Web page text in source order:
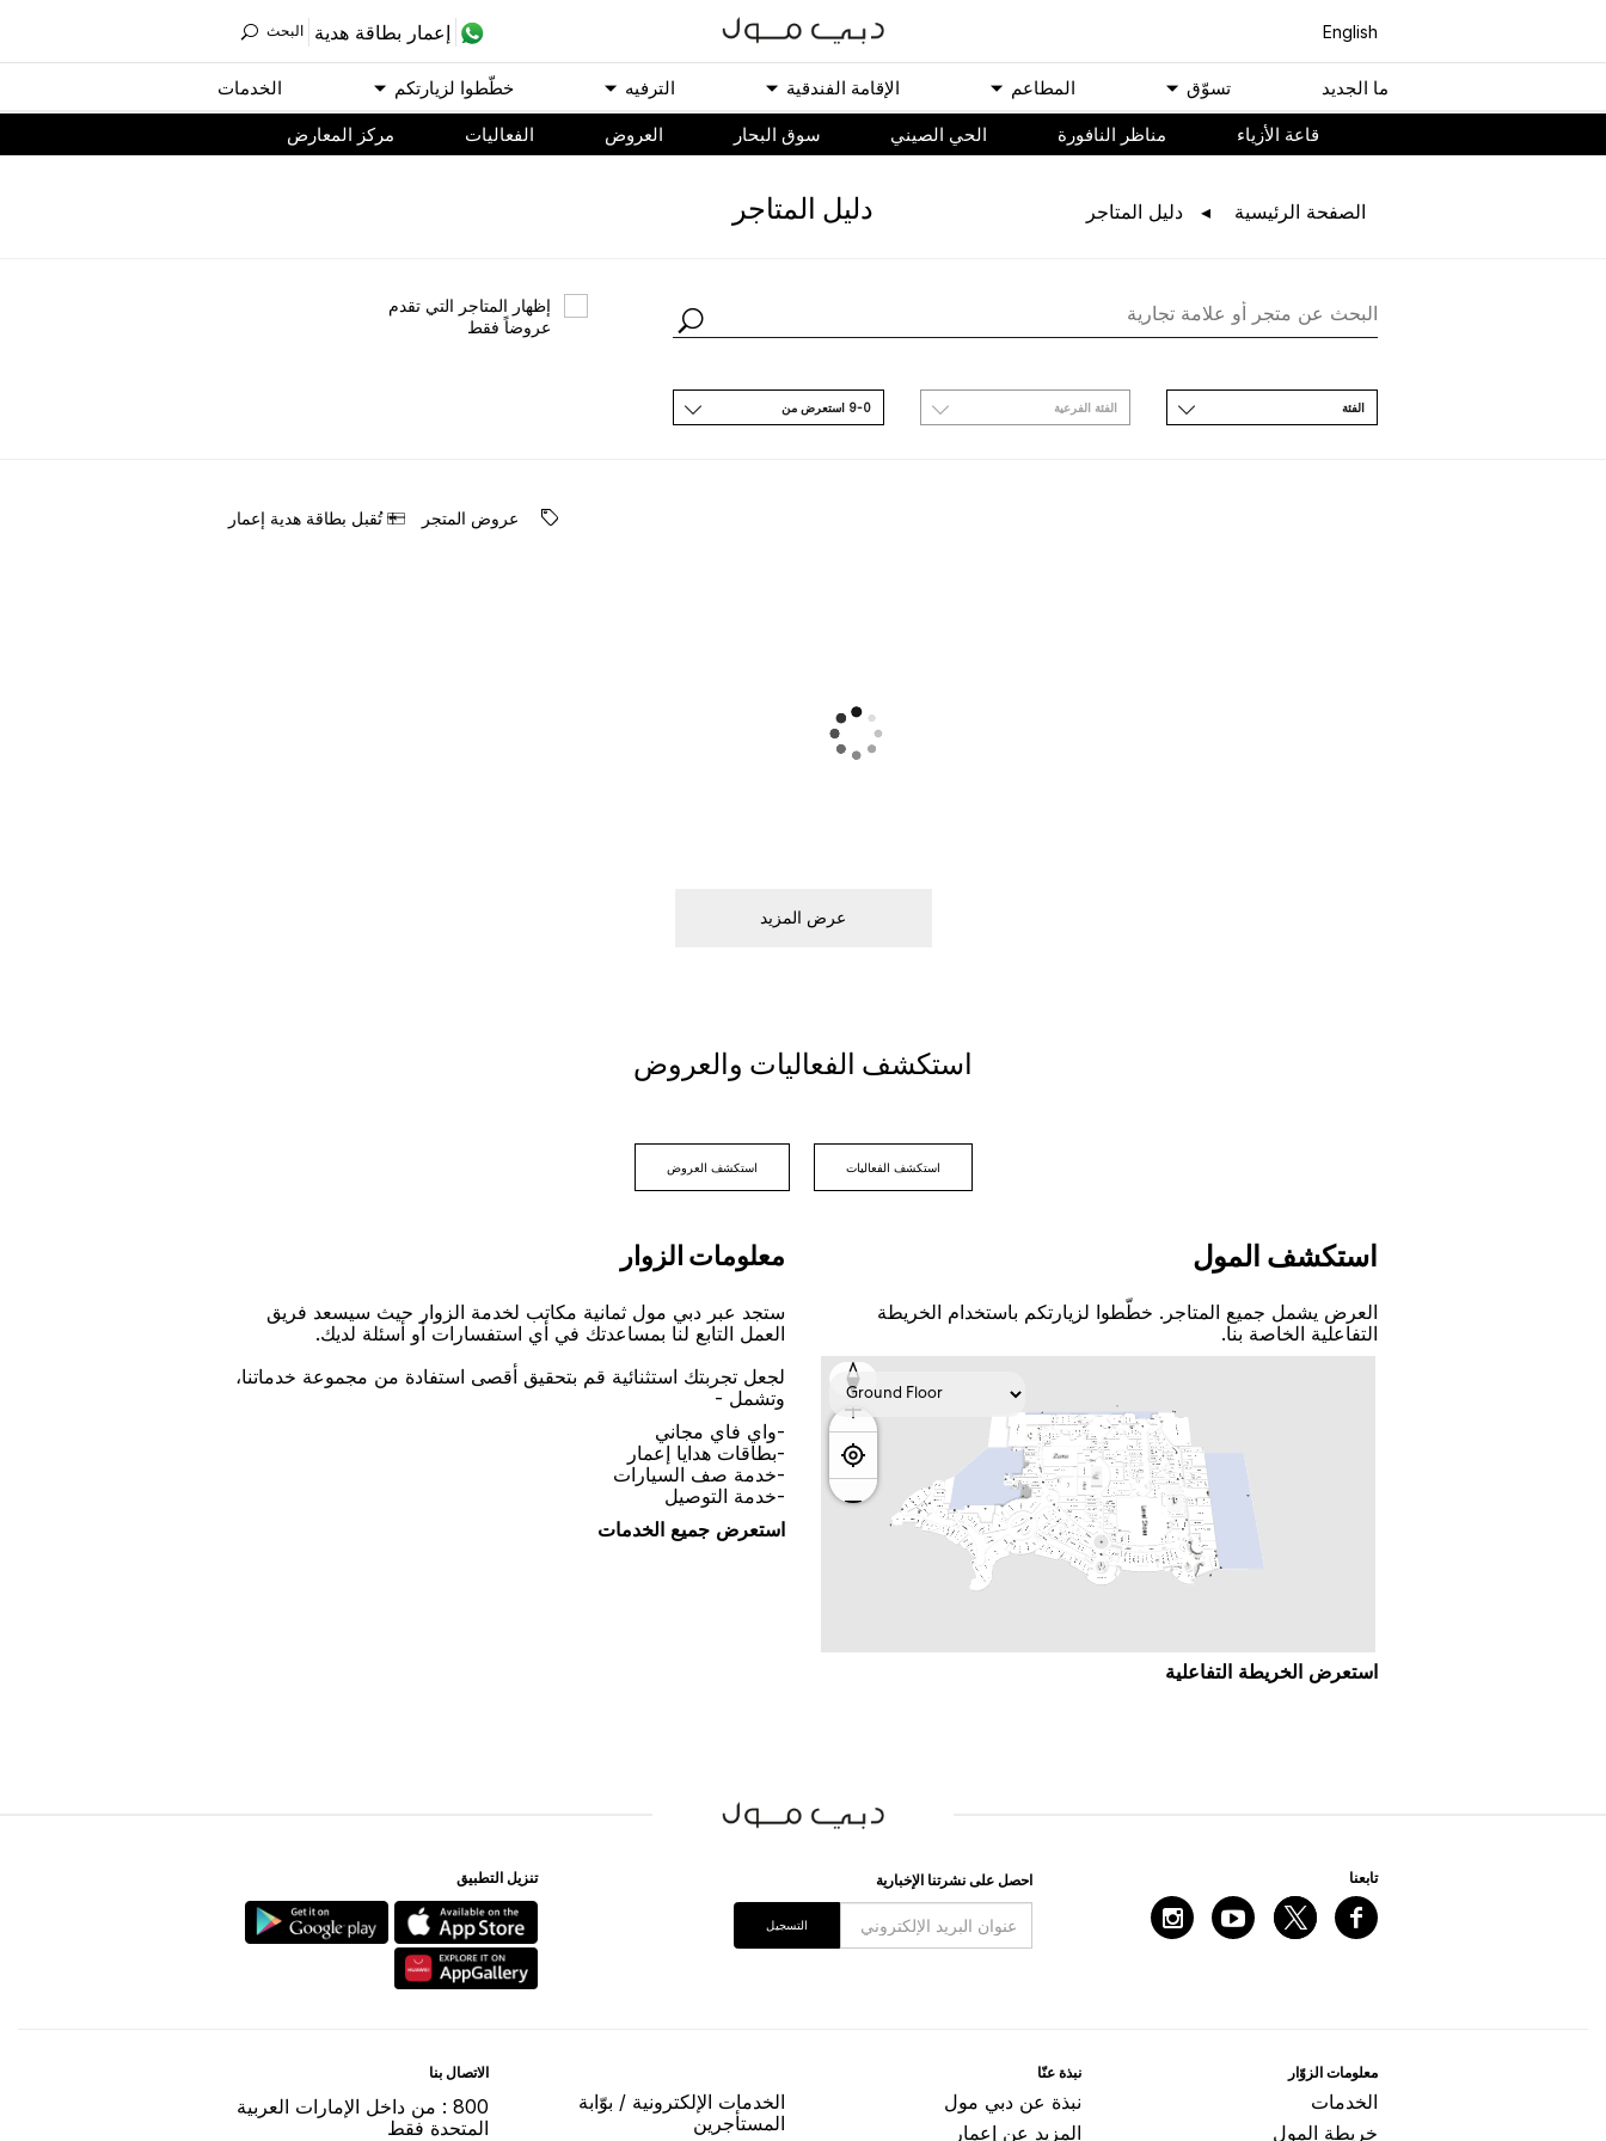
English ﺇﻋﻤﺎﺭ ﺑﻄﺎﻗﺔ ﻫﺪﻳﺔ اﻟﺒﺤﺚ
ﻣﺎ اﻟﺠﺪﻳﺪ ﺗﺴﻮّﻕ اﻟﻤﻄﺎﻋﻢ اﻹﻗﺎﻣﺔ اﻟﻔﻨﺪﻗﻴﺔ اﻟﺘﺮﻓﻴﻪ ﺧﻄّﻄﻮا ﻟﺰﻳﺎﺭﺗﻜﻢ اﻟﺨﺪﻣﺎﺕ
ﻗﺎﻋﺔ اﻷﺯﻳﺎء مناظر النافورة الحي الصيني سوق البحار اﻟﻌﺮﻭﺽ اﻟﻔﻌﺎﻟﻴﺎﺕ مركز المعارض
اﻟﺼﻔﺤﺔ اﻟﺮﺋﻴﺴﻴﺔ ﺩﻟﻴﻞ اﻟﻤﺘﺎﺟﺮ ﺩﻟﻴﻞ اﻟﻤﺘﺎﺟﺮ
ﺇﻇﻬﺎﺭ اﻟﻤﺘﺎﺟﺮ اﻟﺘﻲ ﺗﻘﺪﻡ
ﻋﺮﻭﺿﺎً ﻓﻘﻂ
اﻟﻔﺌﺔ اﻟﻔﺌﺔ اﻟﻔﺮﻋﻴﺔ 9-0 اﺳﺘﻌﺮﺽ ﻣﻦ
ﻋﺮﻭﺽ اﻟﻤﺘﺠﺮ ﺗُﻘﺒﻞ ﺑﻄﺎﻗﺔ ﻫﺪﻳﺔ ﺇﻋﻤﺎﺭ
ﻋﺮﺽ اﻟﻤﺰﻳﺪ
اﺳﺘﻜﺸﻒ اﻟﻔﻌﺎﻟﻴﺎﺕ ﻭاﻟﻌﺮﻭﺽ
اﺳﺘﻜﺸﻒ اﻟﻔﻌﺎﻟﻴﺎﺕ اﺳﺘﻜﺸﻒ اﻟﻌﺮﻭﺽ
اﺳﺘﻜﺸﻒ اﻟﻤﻮﻝ
اﻟﻌﺮﺽ ﻳﺸﻤﻞ ﺟﻤﻴﻊ اﻟﻤﺘﺎﺟﺮ. ﺧﻄّﻄﻮا ﻟﺰﻳﺎﺭﺗﻜﻢ ﺑﺎﺳﺘﺨﺪاﻡ اﻟﺨﺮﻳﻄﺔ
اﻟﺘﻔﺎﻋﻠﻴﺔ اﻟﺨﺎﺻﺔ ﺑﻨﺎ.
اﺳﺘﻌﺮﺽ اﻟﺨﺮﻳﻄﺔ اﻟﺘﻔﺎﻋﻠﻴﺔ
ﻣﻌﻠﻮﻣﺎﺕ اﻟﺰﻭاﺭ
ﺳﺘﺠﺪ ﻋﺒﺮ ﺩﺑﻲ ﻣﻮﻝ ﺛﻤﺎﻧﻴﺔ ﻣﻜﺎﺗﺐ ﻟﺨﺪﻣﺔ اﻟﺰﻭاﺭ ﺣﻴﺚ ﺳﻴﺴﻌﺪ ﻓﺮﻳﻖ
اﻟﻌﻤﻞ اﻟﺘﺎﺑﻊ ﻟﻨﺎ ﺑﻤﺴﺎﻋﺪﺗﻚ ﻓﻲ ﺃﻱ اﺳﺘﻔﺴﺎﺭاﺕ ﺃﻭ ﺃﺳﺌﻠﺔ ﻟﺪﻳﻚ.
ﻟﺠﻌﻞ ﺗﺠﺮﺑﺘﻚ اﺳﺘﺜﻨﺎﺋﻴﺔ ﻗﻢ ﺑﺘﺤﻘﻴﻖ ﺃﻗﺼﻰ اﺳﺘﻔﺎﺩﺓ ﻣﻦ ﻣﺠﻤﻮﻋﺔ ﺧﺪﻣﺎﺗﻨﺎ،
ﻭﺗﺸﻤﻞ -
-ﻭاﻱ ﻓﺎﻱ ﻣﺠﺎﻧﻲ
-ﺑﻄﺎﻗﺎﺕ ﻫﺪاﻳﺎ ﺇﻋﻤﺎﺭ
-ﺧﺪﻣﺔ ﺻﻒ اﻟﺴﻴﺎﺭاﺕ
-ﺧﺪﻣﺔ اﻟﺘﻮﺻﻴﻞ
اﺳﺘﻌﺮﺽ ﺟﻤﻴﻊ اﻟﺨﺪﻣﺎﺕ
ﺗﺎﺑﻌﻨﺎ اﺣﺼﻞ ﻋﻠﻰ ﻧﺸﺮﺗﻨﺎ اﻹﺧﺒﺎﺭﻳﺔ
اﻟﺘﺴﺠﻴﻞ
ﺗﻨﺰﻳﻞ اﻟﺘﻄﺒﻴﻖ
ﻣﻌﻠﻮﻣﺎﺕ اﻟﺰﻭّاﺭ
اﻟﺨﺪﻣﺎﺕ
ﺧﺮﻳﻄﺔ اﻟﻤﻮﻝ
ﻧﺒﺬﺓ ﻋﻨّﺎ
ﻧﺒﺬﺓ ﻋﻦ ﺩﺑﻲ ﻣﻮﻝ
المزيد عن إعمار
اﻟﺨﺪﻣﺎﺕ اﻹﻟﻜﺘﺮﻭﻧﻴﺔ / ﺑﻮّاﺑﺔ
اﻟﻤﺴﺘﺄﺟﺮﻳﻦ
اﻻﺗﺼﺎﻝ ﺑﻨﺎ
800 : ﻣﻦ ﺩاﺧﻞ اﻹﻣﺎﺭاﺕ اﻟﻌﺮﺑﻴﺔ
اﻟﻤﺘﺤﺪﺓ ﻓﻘﻂ